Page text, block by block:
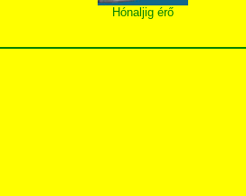
Hónaljig érő